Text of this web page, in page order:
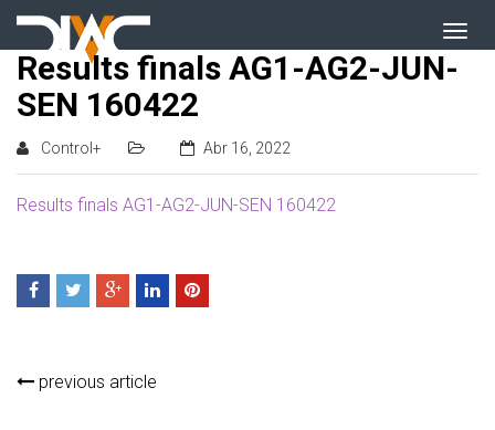
Results finals AG1-AG2-JUN-
SEN 160422
Control+ Abr 16, 2022
Results finals AG1-AG2-JUN-SEN 160422
previous article